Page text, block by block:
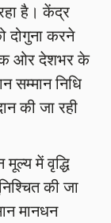
है। केंद्र
दोगुना करने
ओर देशभर के
सम्मान निधि
की जा रही
में वृद्धि
की जा
मानधन